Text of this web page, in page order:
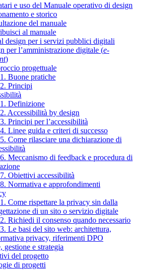
e uso del Manuale operativo di design
e storico
del manuale
al manuale
design per i servizi pubblici digitali
per l’amministrazione digitale (e-
)
progettuale
Buone pratiche
Principi
Definizione
Accessibilità by design
Principi per l’accessibilità
Linee guida e criteri di successo
Come rilasciare una dichiarazione di
Meccanismo di feedback e procedura di
Obiettivi accessibilità
Normativa e approfondimenti
Come rispettare la privacy sin dalla
di un sito o servizio digitale
Richiedi il consenso quando necessario
Le basi del sito web: architettura,
privacy, riferimenti DPO
gestione e strategia
del progetto
di progetti